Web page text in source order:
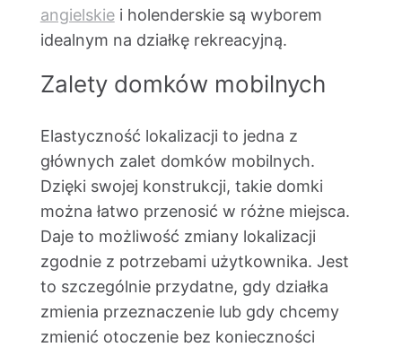
angielskiei holenderskie są wyborem
idealnym na działkę rekreacyjną.
Zalety domków mobilnych
Elastyczność lokalizacji to jedna z
głównych zalet domków mobilnych.
Dzięki swojej konstrukcji, takie domki
można łatwo przenosić w różne miejsca.
Daje to możliwość zmiany lokalizacji
zgodnie z potrzebami użytkownika. Jest
to szczególnie przydatne, gdy działka
zmienia przeznaczenie lub gdy chcemy
zmienić otoczenie bez konieczności